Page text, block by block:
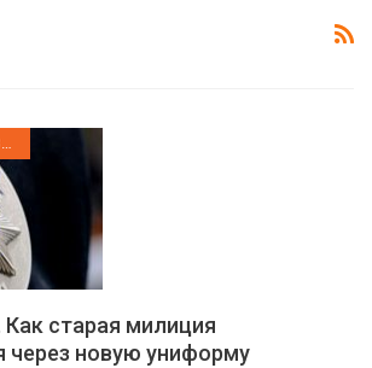
старая милиция
через новую униформу